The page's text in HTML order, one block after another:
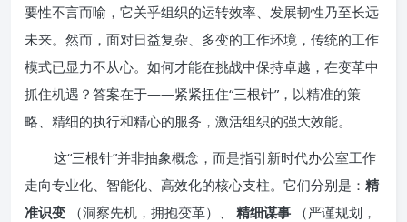
要性不言而喻，它关乎组织的运转效率、发展韧性乃至长远
未来。然而，面对日益复杂、多变的工作环境，传统的工作
模式已显力不从心。如何才能在挑战中保持卓越，在变革中
抓住机遇？答案在于——紧紧扭住“三根针”，以精准的策
略、精细的执行和精心的服务，激活组织的强大效能。
这“三根针”并非抽象概念，而是指引新时代办公室工作
走向专业化、智能化、高效化的核心支柱。它们分别是： 精
准识变
（洞察先机，拥抱变革）、 精细谋事
（严谨规划，